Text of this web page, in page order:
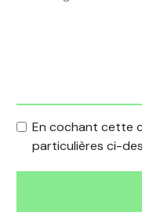
En cochant cette
particulières ci-